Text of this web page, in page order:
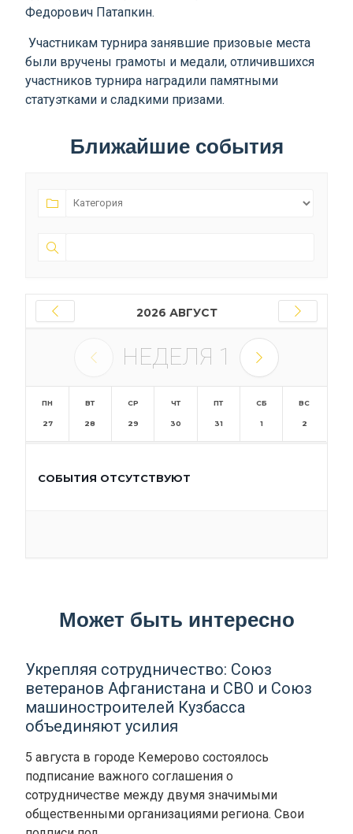
Федорович Патапкин.
Участникам турнира занявшие призовые места
были вручены грамоты и медали, отличившихся
участников турнира наградили памятными
статуэтками и сладкими призами.
Ближайшие события
2026 АВГУСТ
НЕДЕЛЯ 1
ПН
27
ВТ
28
СР
29
ЧТ
30
ПТ
31
СБ
1
ВС
2
СОБЫТИЯ ОТСУТСТВУЮТ
Может быть интересно
Укрепляя сотрудничество: Союз
ветеранов Афганистана и СВО и Союз
машиностроителей Кузбасса
объединяют усилия
5 августа в городе Кемерово состоялось
подписание важного соглашения о
сотрудничестве между двумя значимыми
общественными организациями региона. Свои